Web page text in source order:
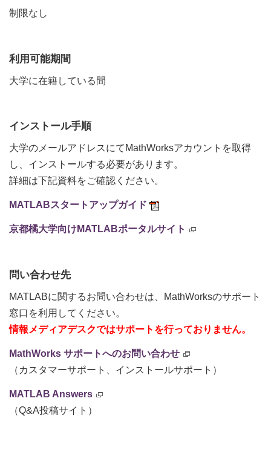
制限なし
利用可能期間
大学に在籍している間
インストール手順
大学のメールアドレスにてMathWorksアカウントを取得
し、インストールする必要があります。
詳細は下記資料をご確認ください。
MATLABスタートアップガイド
京都橘大学向けMATLABポータルサイト
問い合わせ先
MATLABに関するお問い合わせは、MathWorksのサポート
窓口を利用してください。
情報メディアデスクではサポートを行っておりません。
MathWorks サポートへのお問い合わせ
（カスタマーサポート、インストールサポート）
MATLAB Answers
（Q&A投稿サイト）